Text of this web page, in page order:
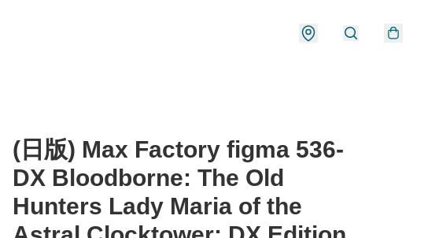
(日版) Max Factory figma 536-
DX Bloodborne: The Old
Hunters Lady Maria of the